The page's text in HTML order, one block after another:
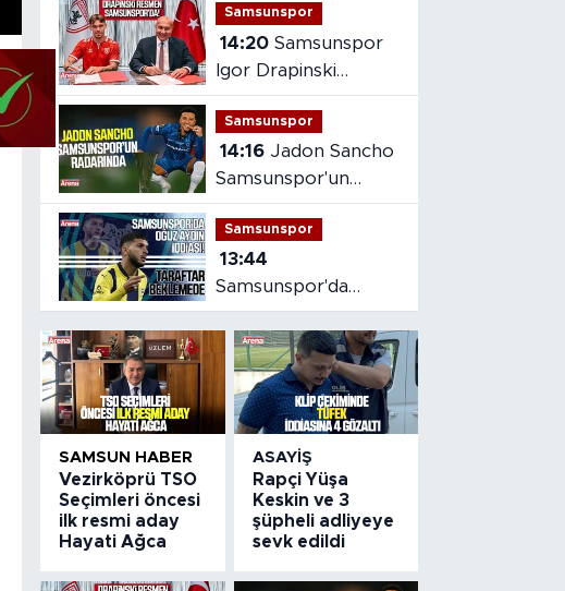
Projesine yoğun ilgi
Samsunspor
14:20 Samsunspor
Igor Drapinski
transferini resmen
açıkladı
Samsunspor
14:16
Samsunspor'un
radarında
Samsunspor
13:44
Samsunspor'da
Oğuz Aydın iddiası
SAMSUN HABER
Vezirköprü TSO
Seçimleri öncesi
ilk resmi aday
Hayati Ağca
ASAYIŞ
Rapçi Yüşa
Keskin ve 3
şüpheli adliyeye
sevk edildi